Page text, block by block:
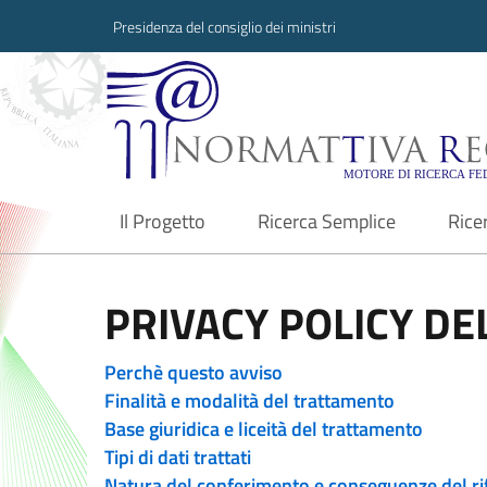
Presidenza del consiglio dei ministri
Normattiva
Il Progetto
current Ricerca Semplice
PRIVACY POLICY
Perchè questo avviso
Finalità e modalità del trattamento
Base giuridica e liceità del trattamento
Tipi di dati trattati